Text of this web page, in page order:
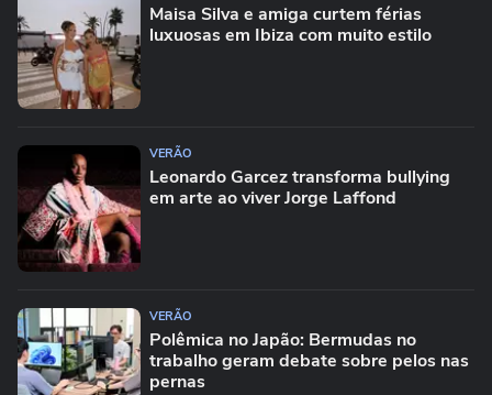
Maisa Silva e amiga curtem férias
luxuosas em Ibiza com muito estilo
VERÃO
Leonardo Garcez transforma bullying
em arte ao viver Jorge Laffond
VERÃO
Polêmica no Japão: Bermudas no
trabalho geram debate sobre pelos nas
pernas